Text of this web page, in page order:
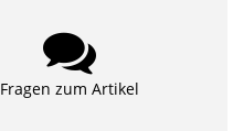
Fragen zum Artikel